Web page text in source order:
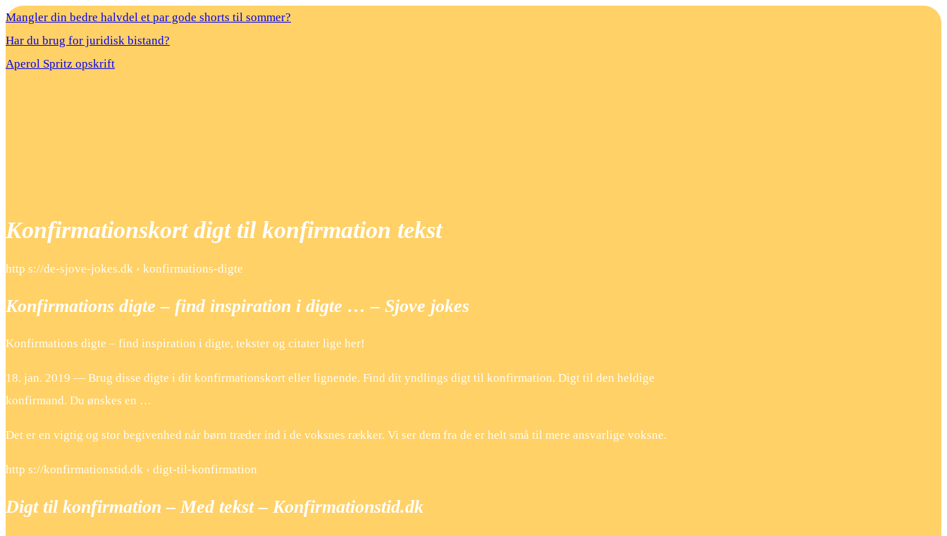
Mangler din bedre halvdel et par gode shorts til sommer?
Har du brug for juridisk bistand?
Aperol Spritz opskrift
Konfirmationskort digt til konfirmation tekst
http s://de-sjove-jokes.dk › konfirmations-digte
Konfirmations digte – find inspiration i digte … – Sjove jokes
Konfirmations digte – find inspiration i digte, tekster og citater lige her!
18. jan. 2019 — Brug disse digte i dit konfirmationskort eller lignende. Find dit yndlings digt til konfirmation. Digt til den heldige
konfirmand. Du ønskes en …
Det er en vigtig og stor begivenhed når børn træder ind i de voksnes rækker. Vi ser dem fra de er helt små til mere ansvarlige voksne.
http s://konfirmationstid.dk › digt-til-konfirmation
Digt til konfirmation – Med tekst – Konfirmationstid.dk